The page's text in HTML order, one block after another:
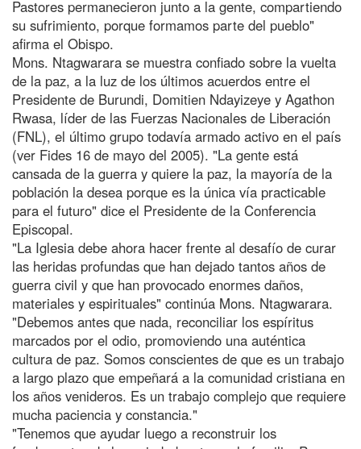
Pastores permanecieron junto a la gente, compartiendo
su sufrimiento, porque formamos parte del pueblo"
afirma el Obispo.
Mons. Ntagwarara se muestra confiado sobre la vuelta
de la paz, a la luz de los últimos acuerdos entre el
Presidente de Burundi, Domitien Ndayizeye y Agathon
Rwasa, líder de las Fuerzas Nacionales de Liberación
(FNL), el último grupo todavía armado activo en el país
(ver Fides 16 de mayo del 2005). "La gente está
cansada de la guerra y quiere la paz, la mayoría de la
población la desea porque es la única vía practicable
para el futuro" dice el Presidente de la Conferencia
Episcopal.
"La Iglesia debe ahora hacer frente al desafío de curar
las heridas profundas que han dejado tantos años de
guerra civil y que han provocado enormes daños,
materiales y espirituales" continúa Mons. Ntagwarara.
"Debemos antes que nada, reconciliar los espíritus
marcados por el odio, promoviendo una auténtica
cultura de paz. Somos conscientes de que es un trabajo
a largo plazo que empeñará a la comunidad cristiana en
los años venideros. Es un trabajo complejo que requiere
mucha paciencia y constancia."
"Tenemos que ayudar luego a reconstruir los